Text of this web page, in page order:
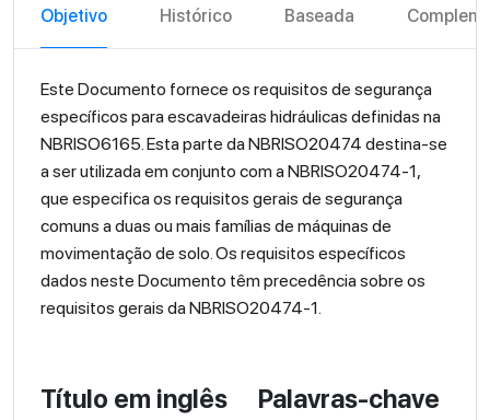
Objetivo Histórico Baseada
Este Documento fornece os requisitos de segurança
específicos para escavadeiras hidráulicas definidas na
NBRISO6165. Esta parte da NBRISO20474 destina-se
a ser utilizada em conjunto com a NBRISO20474-1,
que especifica os requisitos gerais de segurança
comuns a duas ou mais famílias de máquinas de
movimentação de solo. Os requisitos específicos
dados neste Documento têm precedência sobre os
requisitos gerais da NBRISO20474-1.
Título em inglês Palavras-chave